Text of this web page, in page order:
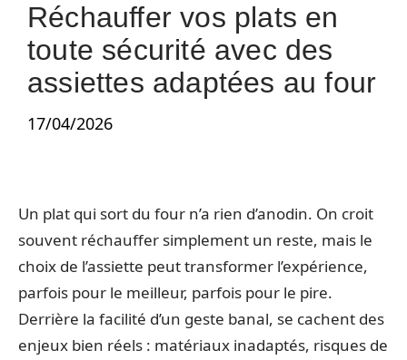
Réchauffer vos plats en
toute sécurité avec des
assiettes adaptées au four
17/04/2026
Un plat qui sort du four n’a rien d’anodin. On croit
souvent réchauffer simplement un reste, mais le
choix de l’assiette peut transformer l’expérience,
parfois pour le meilleur, parfois pour le pire.
Derrière la facilité d’un geste banal, se cachent des
enjeux bien réels : matériaux inadaptés, risques de